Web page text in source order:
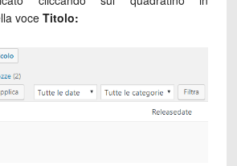
voce Titolo: